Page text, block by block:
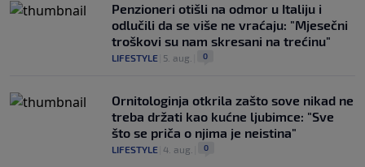
Penzioneri otišli na odmor u Italiju i
odlučili da se više ne vraćaju: "Mjesečni
troškovi su nam skresani na trećinu"
LIFESTYLE 5. aug. 0
Ornitologinja otkrila zašto sove nikad ne
treba držati kao kućne ljubimce: "Sve
što se priča o njima je neistina"
LIFESTYLE 4. aug. 0